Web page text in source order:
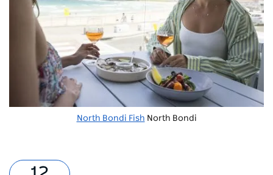
North Bondi Fish North Bondi